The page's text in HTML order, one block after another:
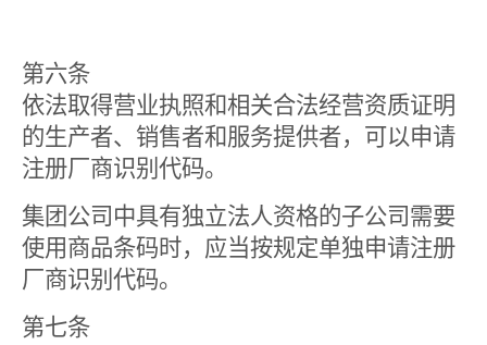
第六条
依法取得营业执照和相关合法经营资质证明
的生产者、销售者和服务提供者，可以申请
注册厂商识别代码。
集团公司中具有独立法人资格的子公司需要
使用商品条码时，应当按规定单独申请注册
厂商识别代码。
第七条